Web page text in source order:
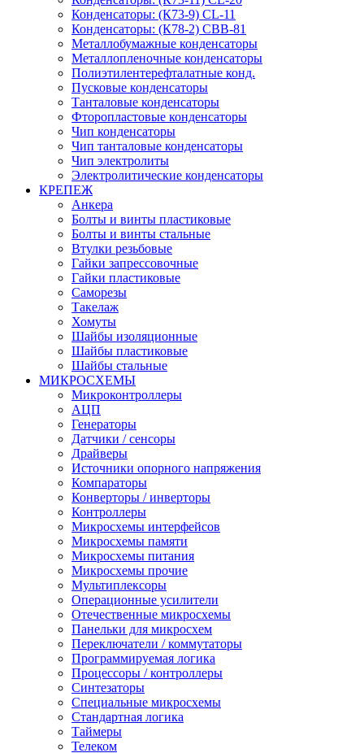
Конденсаторы: (К73-9) CL-11
Конденсаторы: (К78-2) CBB-81
Металлобумажные конденсаторы
Металлопленочные конденсаторы
Полиэтилентерефталатные конд.
Пусковые конденсаторы
Танталовые конденсаторы
Фторопластовые конденсаторы
Чип конденсаторы
Чип танталовые конденсаторы
Чип электролиты
Электролитические конденсаторы
КРЕПЕЖ
Анкера
Болты и винты пластиковые
Болты и винты стальные
Втулки резьбовые
Гайки запрессовочные
Гайки пластиковые
Саморезы
Такелаж
Хомуты
Шайбы изоляционные
Шайбы пластиковые
Шайбы стальные
МИКРОСХЕМЫ
Микроконтроллеры
АЦП
Генераторы
Датчики / сенсоры
Драйверы
Источники опорного напряжения
Компараторы
Конверторы / инверторы
Контроллеры
Микросхемы интерфейсов
Микросхемы памяти
Микросхемы питания
Микросхемы прочие
Мультиплексоры
Операционные усилители
Отечественные микросхемы
Панельки для микросхем
Переключатели / коммутаторы
Программируемая логика
Процессоры / контроллеры
Синтезаторы
Специальные микросхемы
Стандартная логика
Таймеры
Телеком